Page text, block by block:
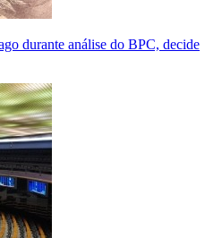
durante análise do BPC, decide